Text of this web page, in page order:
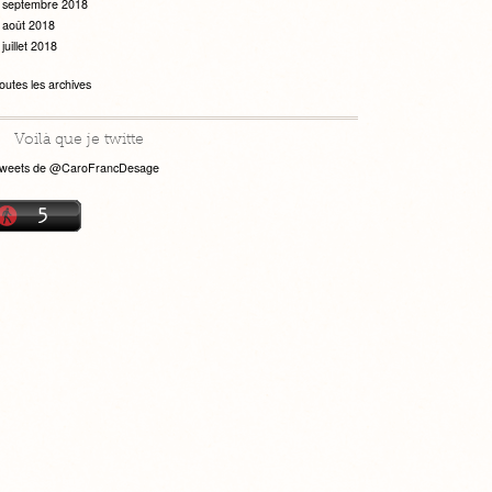
septembre 2018
août 2018
juillet 2018
les archives
Voilà que je twitte
de @CaroFrancDesage